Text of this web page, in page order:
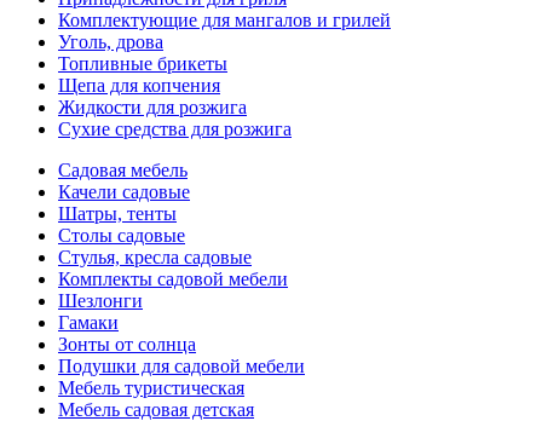
Комплектующие для мангалов и грилей
Уголь, дрова
Топливные брикеты
Щепа для копчения
Жидкости для розжига
Сухие средства для розжига
Садовая мебель
Качели садовые
Шатры, тенты
Столы садовые
Стулья, кресла садовые
Комплекты садовой мебели
Шезлонги
Гамаки
Зонты от солнца
Подушки для садовой мебели
Мебель туристическая
Мебель садовая детская